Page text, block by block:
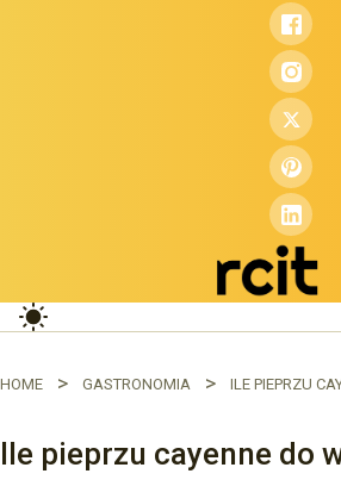
HOME GASTRONOMIA ILE PIEPRZU
Ile pieprzu cayenne do